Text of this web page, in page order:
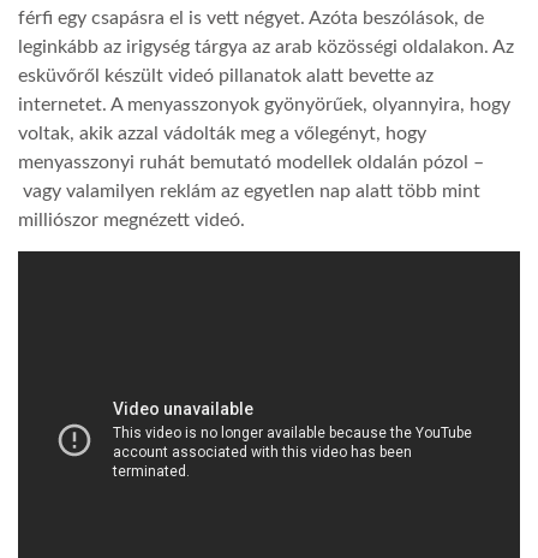
férfi egy csapásra el is vett négyet. Azóta beszólások, de
leginkább az irigység tárgya az arab közösségi oldalakon. Az
esküvőről készült videó pillanatok alatt bevette az
internetet. A menyasszonyok gyönyörűek, olyannyira, hogy
voltak, akik azzal vádolták meg a vőlegényt, hogy
menyasszonyi ruhát bemutató modellek oldalán pózol –
vagy valamilyen reklám az egyetlen nap alatt több mint
milliószor megnézett videó.